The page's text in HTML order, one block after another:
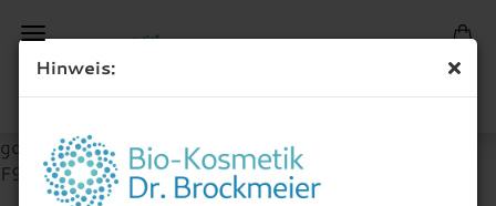
google-site-verification=Fv1yOW2Lbtz8AbGLCRln-
F9Qoh9FrITRvoBgYoSPJT4
Hinweis: